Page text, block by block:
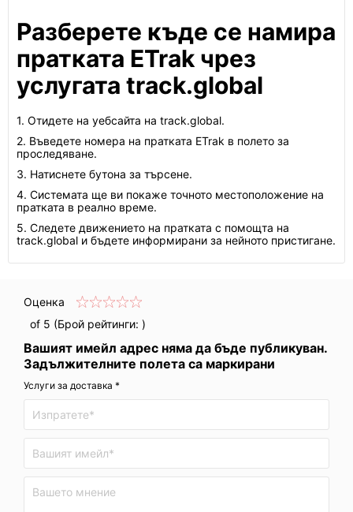
Разберете къде се намира
пратката ETrak чрез
услугата track.global
1. Отидете на уебсайта на track.global.
2. Въведете номера на пратката ETrak в полето за
проследяване.
3. Натиснете бутона за търсене.
4. Системата ще ви покаже точното местоположение на
пратката в реално време.
5. Следете движението на пратката с помощта на
track.global и бъдете информирани за нейното пристигане.
Оценка
of 5 (Брой рейтинги: )
Вашият имейл адрес няма да бъде публикуван.
Задължителните полета са маркирани
Услуги за доставка *